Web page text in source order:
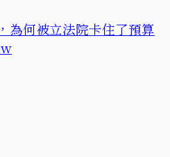
為何被立法院卡住了預算